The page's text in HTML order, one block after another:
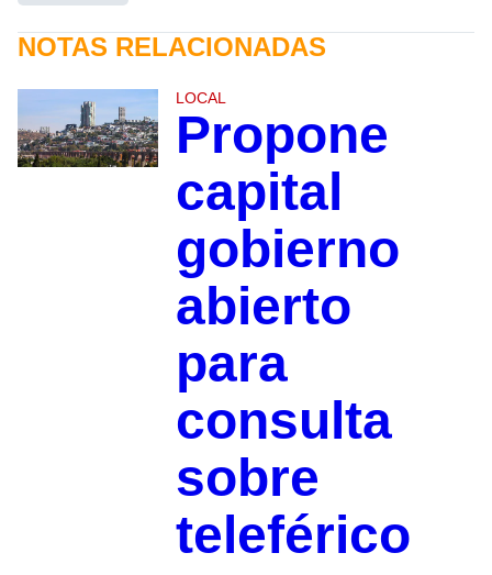
NOTAS RELACIONADAS
LOCAL
Propone
capital
gobierno
abierto
para
consulta
sobre
teleférico